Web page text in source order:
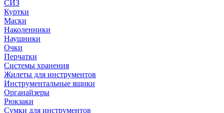
СИЗ
Куртки
Маски
Наколенники
Наушники
Очки
Перчатки
Системы хранения
Жилеты для инструментов
Инструментальные ящики
Органайзеры
Рюкзаки
Сумки для инструментов